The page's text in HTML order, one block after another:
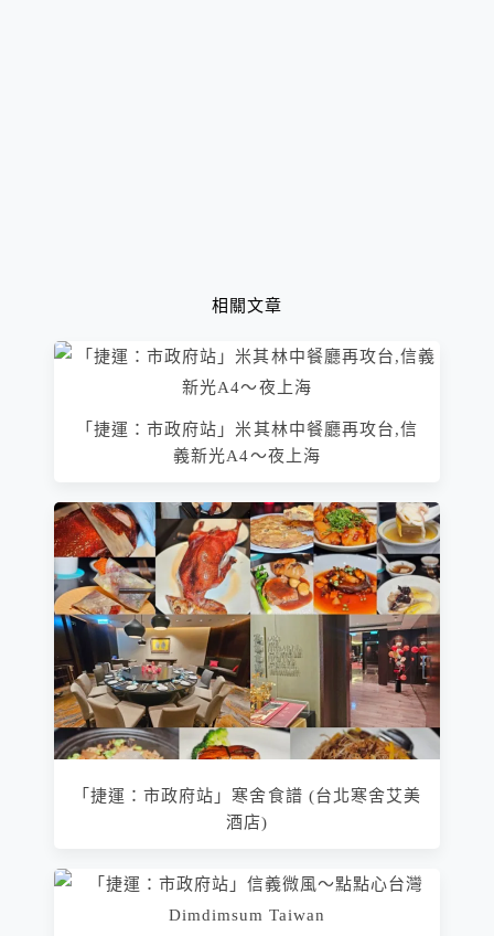
相關文章
「捷運：市政府站」米其林中餐廳再攻台,信
義新光A4～夜上海
「捷運：市政府站」寒舍食譜 (台北寒舍艾美
酒店)